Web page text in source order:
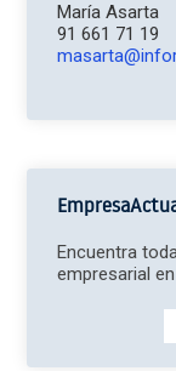
María Asarta
91 661 71 19
Encuentra
empresarial